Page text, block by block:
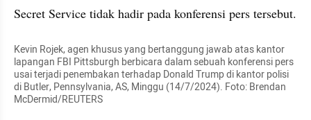
Secret Service tidak hadir pada konferensi pers tersebut.
Kevin Rojek, agen khusus yang bertanggung jawab atas kantor
lapangan FBI Pittsburgh berbicara dalam sebuah konferensi pers
usai terjadi penembakan terhadap Donald Trump di kantor polisi
di Butler, Pennsylvania, AS, Minggu (14/7/2024). Foto: Brendan
McDermid/REUTERS